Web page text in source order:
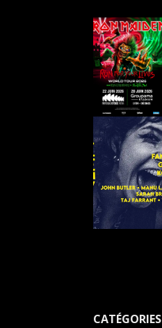
CATÉGORIES